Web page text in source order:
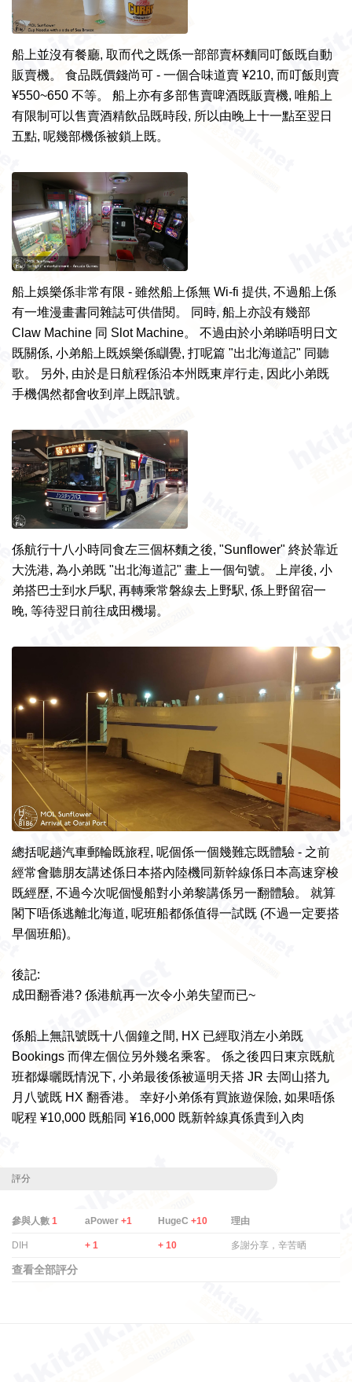
船上並沒有餐廳, 取而代之既係一部部賣杯麵同叮飯既自動
販賣機。 食品既價錢尚可 - 一個合味道賣 ¥210, 而叮飯則賣
¥550~650 不等。 船上亦有多部售賣啤酒既販賣機, 唯船上
有限制可以售賣酒精飲品既時段, 所以由晚上十一點至翌日
五點, 呢幾部機係被鎖上既。
船上娛樂係非常有限 - 雖然船上係無 Wi-fi 提供, 不過船上係
有一堆漫畫書同雜誌可供借閱。 同時, 船上亦設有幾部
Claw Machine 同 Slot Machine。 不過由於小弟睇唔明日文
既關係, 小弟船上既娛樂係瞓覺, 打呢篇 "出北海道記" 同聽
歌。
另外, 由於是日 航程係沿本州既東岸行走, 因此小弟既
手機偶然都會收到 岸上既訊號。
係航行十八小時同食左三個杯麵之後, "Sunflower" 終於靠近
大洗港, 為小弟既 "出北海道記" 畫上一個句號。 上岸後, 小
弟搭巴士到 水戶駅, 再轉乘常磐線去 上野駅, 係 上野留宿一
晚, 等待翌日 前往成田機場。
總括呢趟汽車郵輪既旅程, 呢個係一個幾難忘既體驗 - 之前
經常會聽朋友講述係日本搭內陸機同 新幹線係日本高速穿梭
既經歷, 不過今次呢個慢船對小弟黎講係另一翻體驗。 就算
閣下唔係逃離北海道, 呢班船都係值得一試既 (不過一定要搭
早個班船)。
後記:
成田翻香港? 係港航再一次令小弟失望而已~
係船上無訊號既十八個鐘之間, HX 已經取消左小弟既
Bookings 而俾左個位另外幾名乘客。 係之後四日東京既航
班都爆曬既情況下, 小弟最後係被逼明天搭 JR 去岡山搭九
月八號既 HX 翻香港。 幸好小弟係有買旅遊保險, 如果唔係
呢程 ¥10,000 既船同 ¥16,000 既新幹線真係貴到入肉
評分
參與人數 1 aPower +1 HugeC +10 理由
DIH + 1 + 10 多謝分享，辛苦晒
查看全部評分